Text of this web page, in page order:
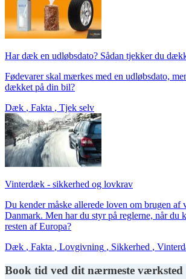
Har dæk en udløbsdato? Sådan tjekker du
Fødevarer skal mærkes med en udløbsdato,
dækket på din bil?
Dæk , Fakta , Tjek selv
Vinterdæk - sikkerhed og lovkrav
Du kender måske allerede loven om brugen
Danmark. Men har du styr på reglerne, når du
resten af Europa?
Dæk , Fakta , Lovgivning , Sikkerhed ,
Book tid ved dit nærmeste værksted